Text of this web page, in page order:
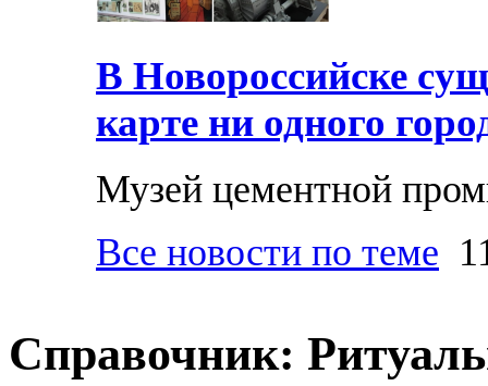
В Новороссийске
карте ни одного
Музей цементной
Все новости по теме
Справочник: